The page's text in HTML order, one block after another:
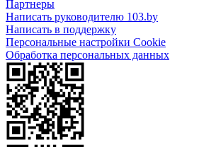
Партнеры
Написать руководителю 103.by
Написать в поддержку
Персональные настройки Cookie
Обработка персональных данных